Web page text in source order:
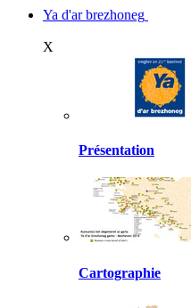
Ya d'ar brezhoneg
X
Présentation
Cartographie